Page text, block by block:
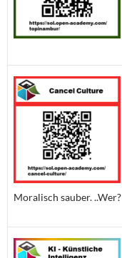
Moralisch sauber. ..Wer?